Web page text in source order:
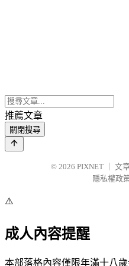
推薦文章
關閉搜尋
© 2026 PIXNET
文
隱私權政
⚠️
成人內容提醒
本部落格內容僅限年滿十八歲